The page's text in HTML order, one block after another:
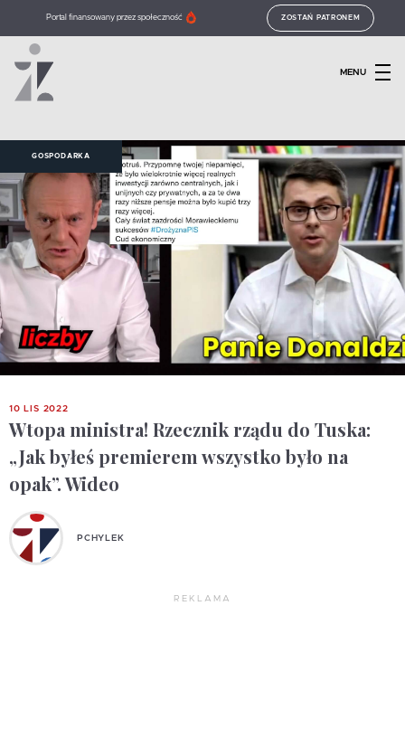
Portal finansowany przez społeczność ZOSTAŃ PATRONEM
MENU
GOSPODARKA
10 LIS 2022
Wtopa ministra! Rzecznik rządu do Tuska:
„Jak byłeś premierem wszystko było na
opak”. Wideo
PCHYLEK
REKLAMA